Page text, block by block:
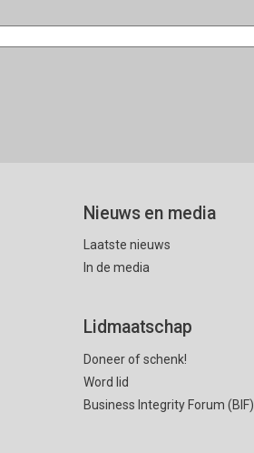
Nieuws en media
Laatste nieuws
In de media
Lidmaatschap
Doneer of schenk!
Word lid
Business Integrity Forum (BIF)